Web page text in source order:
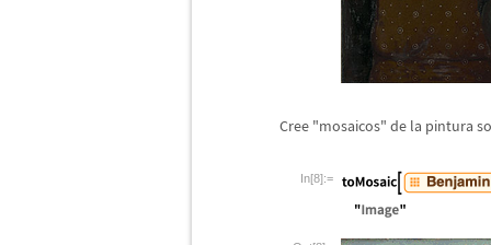
Cree "mosaicos" de la pintura
In[8]:=